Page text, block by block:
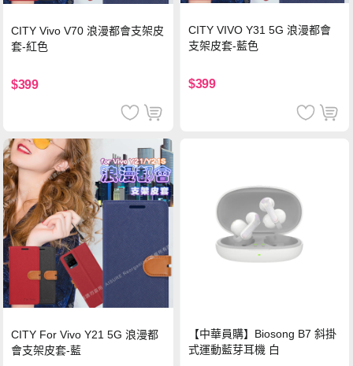
CITY Vivo V70 浪漫都會支架皮
套-紅色
$399
CITY VIVO Y31 5G 浪漫都會
支架皮套-藍色
$399
CITY For Vivo Y21 5G 浪漫都
會支架皮套-藍
【中華員購】Biosong B7 斜掛
式運動藍芽耳機 白